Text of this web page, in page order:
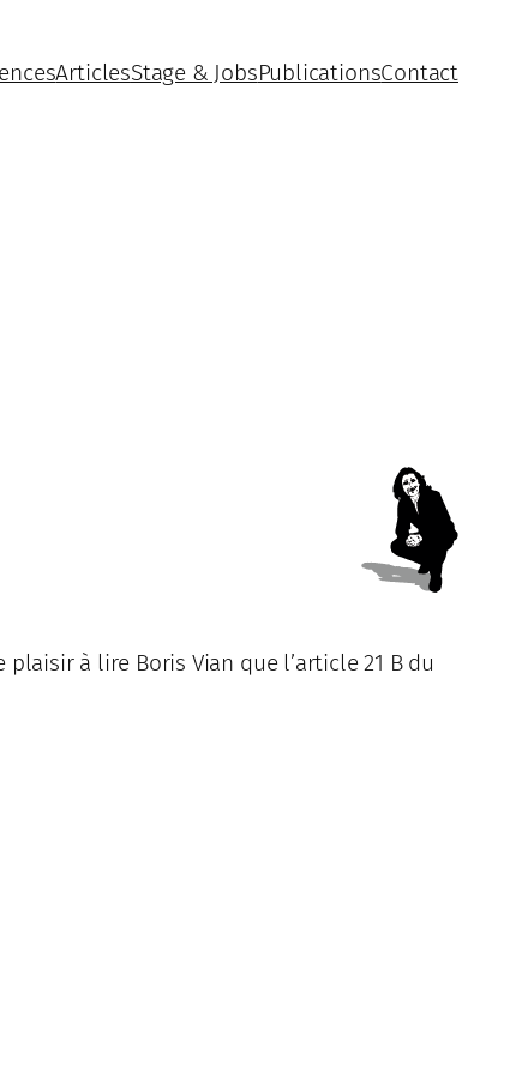
ArticlesStage & JobsPublicationsContact
à lire Boris Vian que l’article 21 B du